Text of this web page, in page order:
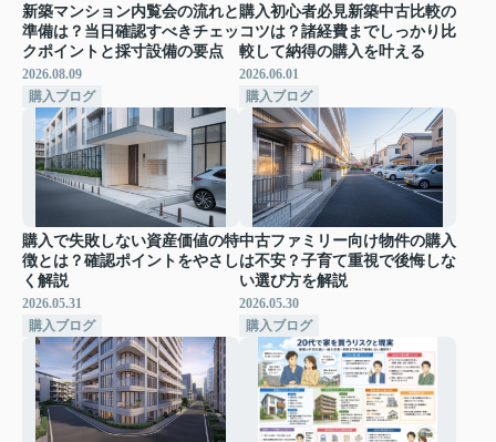
新築マンション内覧会の流れと
準備は？当日確認すべきチェッ
クポイントと採寸設備の要点
2026.08.09
購入ブログ
購入初心者必見新築中古比較の
コツは？諸経費までしっかり比
較して納得の購入を叶える
2026.06.01
購入ブログ
購入で失敗しない資産価値の特
徴とは？確認ポイントをやさし
く解説
2026.05.31
購入ブログ
中古ファミリー向け物件の購入
は不安？子育て重視で後悔しな
い選び方を解説
2026.05.30
購入ブログ